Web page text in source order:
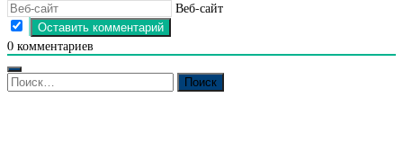
Веб-сайт
0 комментариев
Найти: